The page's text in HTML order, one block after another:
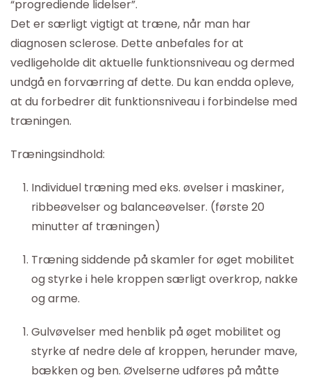
“progrediende lidelser”.
Det er særligt vigtigt at træne, når man har
diagnosen sclerose. Dette anbefales for at
vedligeholde dit aktuelle funktionsniveau og dermed
undgå en forværring af dette. Du kan endda opleve,
at du forbedrer dit funktionsniveau i forbindelse med
træningen.
Træningsindhold:
Individuel træning med eks. øvelser i maskiner,
ribbeøvelser og balanceøvelser. (første 20
minutter af træningen)
Træning siddende på skamler for øget mobilitet
og styrke i hele kroppen særligt overkrop, nakke
og arme.
Gulvøvelser med henblik på øget mobilitet og
styrke af nedre dele af kroppen, herunder mave,
bækken og ben. Øvelserne udføres på måtte